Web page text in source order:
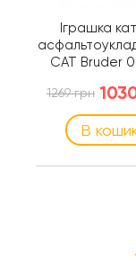
Іграшка
CAT Bruder
1269 грн
В